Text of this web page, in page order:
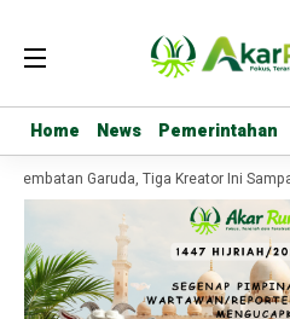
Home News Pemerintahan
Home News Pemerintahan
Garuda, Tiga Kreator Ini